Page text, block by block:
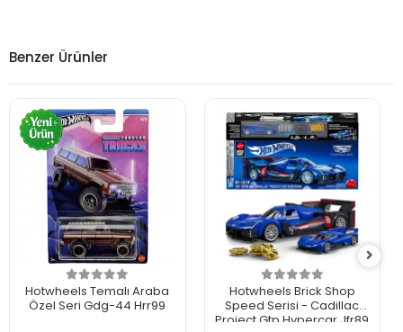
Benzer Ürünler
Hotwheels Temalı Araba
Özel Seri Gdg-44 Hrr99
Hotwheels Brick Shop
Speed Serisi - Cadillac
Project Gtp Hypercar Jfr89